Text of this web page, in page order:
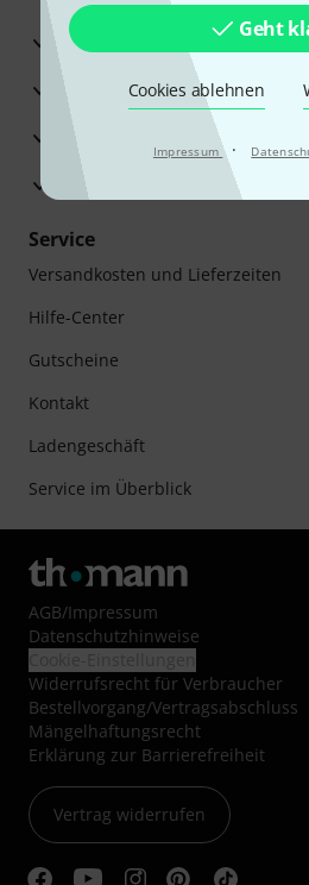
Geht
Cookies ablehnen
Impressum ·
Reparaturservice
Beratung durch Fachexperten
Zufriedenheitsgarantie
Europas größtes Versandlager
Service
Versandkosten und Lieferzeiten
Hilfe-Center
Gutscheine
Kontakt
Ladengeschäft
Service im Überblick
AGB/Impressum
Datenschutzhinweise
Widerrufsrecht für Verbraucher
Bestellvorgang/Vertragsabschluss
Mängelhaftungsrecht
Erklärung zur Barrierefreiheit
Vertrag widerrufen